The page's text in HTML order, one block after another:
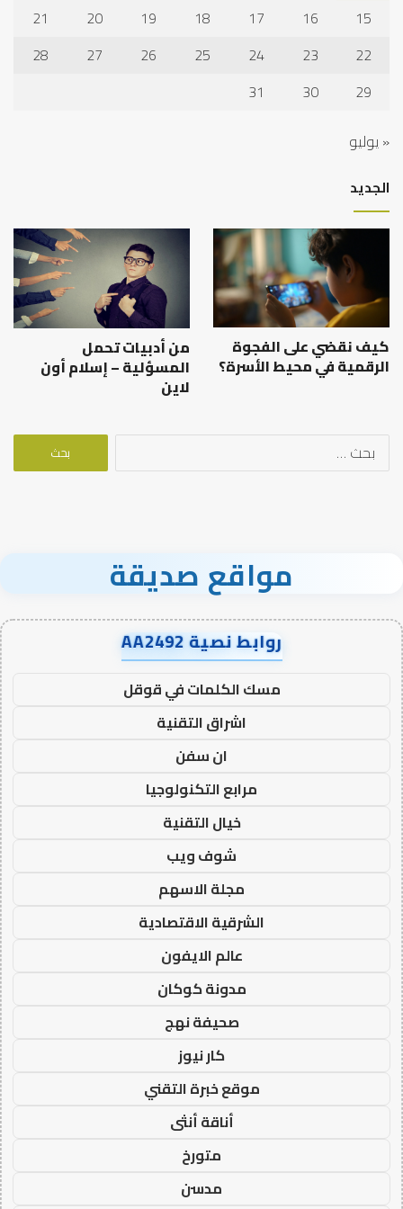
15
16
17
18
19
20
21
22
23
24
25
26
27
28
29
30
31
« يوليو
الجديد
كيف نقضي على الفجوة
الرقمية في محيط الأسرة؟
من أدبيات تحمل
المسؤلية – إسلام أون
لاين
البحث
مواقع صديقة
روابط نصية AA2492
مسك الكلمات في قوقل
اشراق التقنية
ان سفن
مرابع التكنولوجيا
خيال التقنية
شوف ويب
مجلة الاسهم
الشرقية الاقتصادية
عالم الايفون
مدونة كوكان
صحيفة نهج
كار نيوز
موقع خبرة التقني
أناقة أنثى
متورخ
مدسن